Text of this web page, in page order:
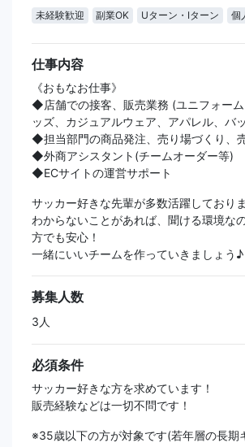
未経験歓迎 副業OK Uターン・Iターン 個
仕事内容
《おもなお仕事》
◆店舗での接客、販売業務 (ユニフォー
ッズ、カジュアルウェア、アパレル、バ
◆担当部門の商品発注、売り場づくり、
◆外商アシスタント(チームオーダー等)
◆ECサイトの運営サポート
サッカー好きな先輩が多数活躍しており
わからないことがあれば、聞ける環境な
方でも安心！
一緒にいいチームを作っていきましょう♪
募集人数
3人
必須条件
サッカー好きな方を求めています！
販売経験などは一切不問です！
※35歳以下の方が対象です(若年層の長期